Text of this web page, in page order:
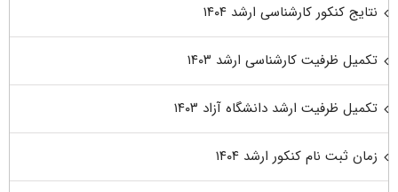
نتایج کنکور کارشناسی ارشد ۱۴۰۴
تکمیل ظرفیت کارشناسی ارشد ۱۴۰۳
تکمیل ظرفیت ارشد دانشگاه آزاد ۱۴۰۳
زمان ثبت نام کنکور ارشد ۱۴۰۴